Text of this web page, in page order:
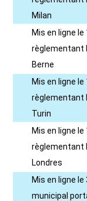
Milan
Mis en ligne
règlementant
Berne
Mis en ligne
règlementant
Turin
Mis en ligne
règlementant
Londres
Mis en ligne
municipal